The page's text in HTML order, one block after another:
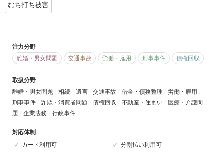
むち打ち被害
注力分野
離婚・男女問題
交通事故 労働・雇用 刑事事件 債権回収
取扱分野
離婚・男女問題
相続・遺言 交通事故 借金・債務整理
労働・雇用
刑事事件
詐欺・消費者問題 債権回収 不動産・住まい
医療・介護問
題
企業法務 行政事件
対応体制
カード利用可
分割払い利用可